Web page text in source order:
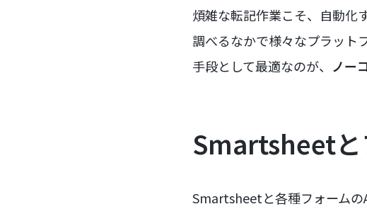
煩雑な転記作業こそ、自動化
調べるなかで様々なプラット
手段として最適なのが、 ノー
Smartsheetと
Smartsheetと各種フォーム